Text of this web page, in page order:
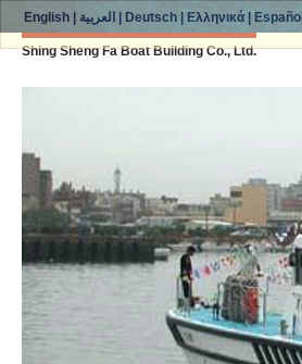
Shing Sheng Fa Boat Building Co., Ltd.
English| العربية Deutsch| Ελληνικά| Español